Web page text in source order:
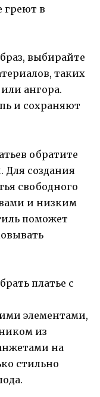
греют в
выбирайте
таких
ангора.
и сохраняют
обратите
Для создания
свободного
и низким
поможет
платье с
элементами,
из
на
стильно